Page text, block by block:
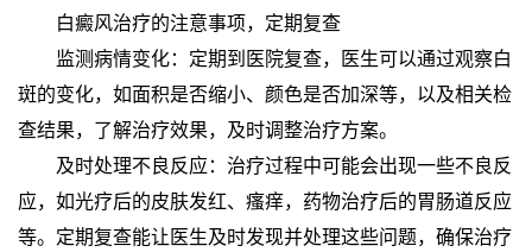
白癜风治疗的注意事项，定期复查
监测病情变化：定期到医院复查，医生可以通过观察白
斑的变化，如面积是否缩小、颜色是否加深等，以及相关检
查结果，了解治疗效果，及时调整治疗方案。
及时处理不良反应：治疗过程中可能会出现一些不良反
应，如光疗后的皮肤发红、瘙痒，药物治疗后的胃肠道反应
等。定期复查能让医生及时发现并处理这些问题，确保治疗